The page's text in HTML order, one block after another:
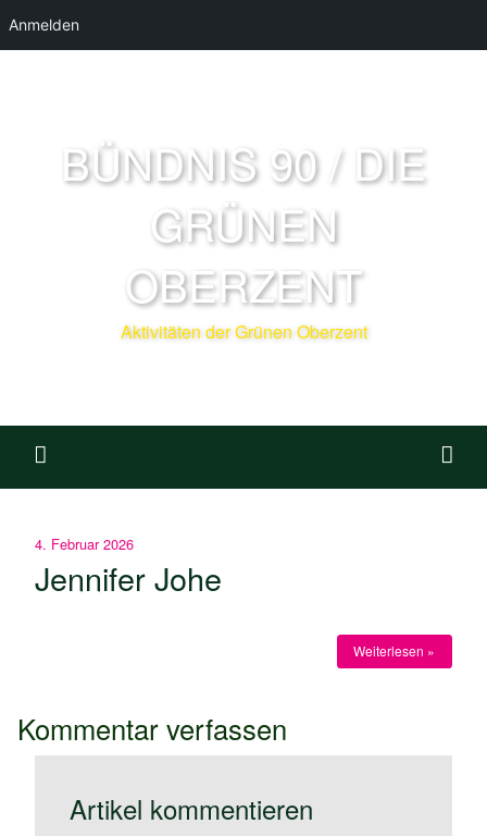
BÜNDNIS 90 / DIE
GRÜNEN
OBERZENT
Aktivitäten der Grünen Oberzent
4. Februar 2026
Jennifer Johe
Weiterlesen »
Kommentar verfassen
Artikel kommentieren
Anmelden